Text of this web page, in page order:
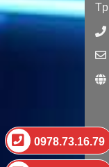
0978.73.16.79